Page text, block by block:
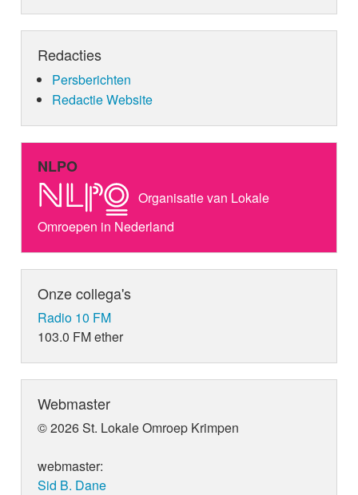
Redacties
Persberichten
Redactie Website
NLPO
Organisatie van Lokale
Omroepen in Nederland
Onze collega's
Radio 10 FM
103.0 FM ether
Webmaster
© 2026 St. Lokale Omroep Krimpen
webmaster:
Sid B. Dane